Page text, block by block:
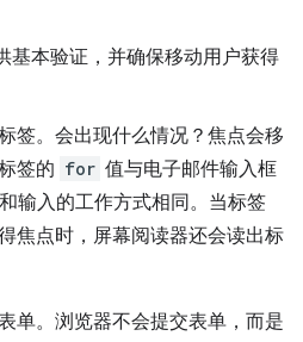
基本验证，并确保移动用户获得
签。会出现什么情况？焦点会移
签的 for 值与电子邮件输入框
输入的工作方式相同。当标签
焦点时，屏幕阅读器还会读出标
单。浏览器不会提交表单，而是